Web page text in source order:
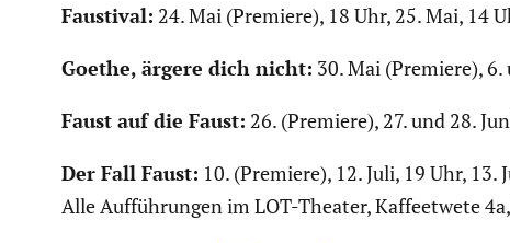
Faustival: 24. Mai (Premiere), 18 Uhr, 25. Mai, 14
Goethe, ärgere dich nicht: 30. Mai (Premiere), 6.
Faust auf die Faust: 26. (Premiere), 27. und 28.
Der Fall Faust: 10. (Premiere), 12. Juli, 19 Uhr, 13.
Alle Auffüh­rungen im LOT-Theater, Kaffee­t­wete